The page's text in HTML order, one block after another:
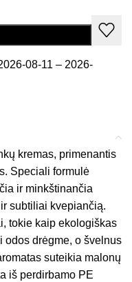
08-11 – 2026-
kremas, primenantis
Speciali formulė
ir minkštinančia
subtiliai kvepiančią.
tokie kaip ekologiškas
drėgme, o švelnus
suteikia malonų
iš perdirbamo PE